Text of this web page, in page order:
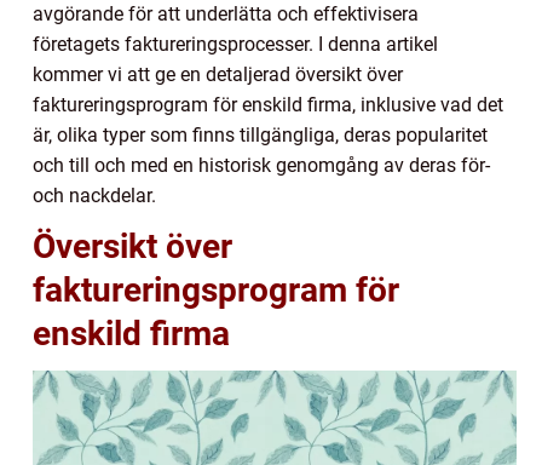
avgörande för att underlätta och effektivisera
företagets faktureringsprocesser. I denna artikel
kommer vi att ge en detaljerad översikt över
faktureringsprogram för enskild firma, inklusive vad det
är, olika typer som finns tillgängliga, deras popularitet
och till och med en historisk genomgång av deras för-
och nackdelar.
Översikt över
faktureringsprogram för
enskild firma